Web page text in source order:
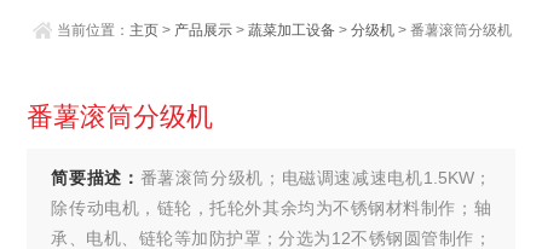
当前位置： 主页 > 产品展示 >蔬菜加工设备 >分级机 > 番薯滚筒分级机
番薯滚筒分级机
简要描述： 番薯滚筒分级机；电磁调速减速电机1.5KW；
除传动电机，链轮，托轮外其余均为不锈钢材料制作；轴
承、电机、链轮等加防护罩；分选为12不锈钢圆管制作；